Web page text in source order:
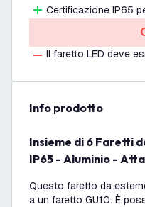
Certificazione IP65
Il faretto LED deve
info prodotto
Insieme di 6 Faretti da Esterno con Picchetto -
IP65 - Aluminio -
Questo faretto da
a un faretto GU10. È